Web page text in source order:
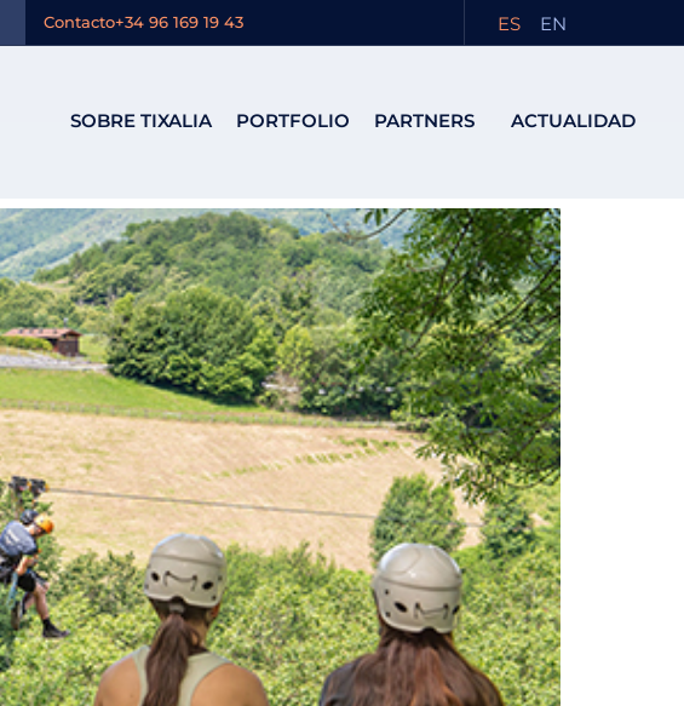
Contacto+34 96 169 19 43 ES EN
SOBRE TIXALIA PORTFOLIO PARTNERS ACTUALIDAD